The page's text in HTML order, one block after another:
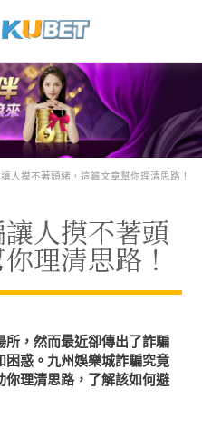
人摸不著頭緒，這篇文章幫你理清思路！
人摸不著頭
理清思路！
所，然而最近卻傳出了詐騙
困惑。九州娛樂城詐騙究竟
你理清思路，了解該如何避